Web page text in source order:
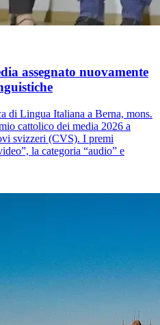
assegnato nuovamente
di Lingua Italiana a Berna, mons.
cattolico dei media 2026 a
svizzeri (CVS). I premi
la categoria “audio” e